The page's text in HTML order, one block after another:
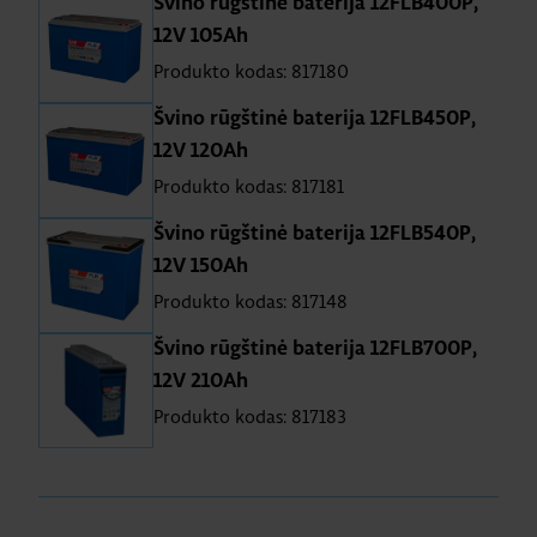
12V 105Ah
Produkto kodas: 817180
Švino rūgštinė baterija 12FLB450P,
12V 120Ah
Produkto kodas: 817181
Švino rūgštinė baterija 12FLB540P,
12V 150Ah
Produkto kodas: 817148
Švino rūgštinė baterija 12FLB700P,
12V 210Ah
Produkto kodas: 817183